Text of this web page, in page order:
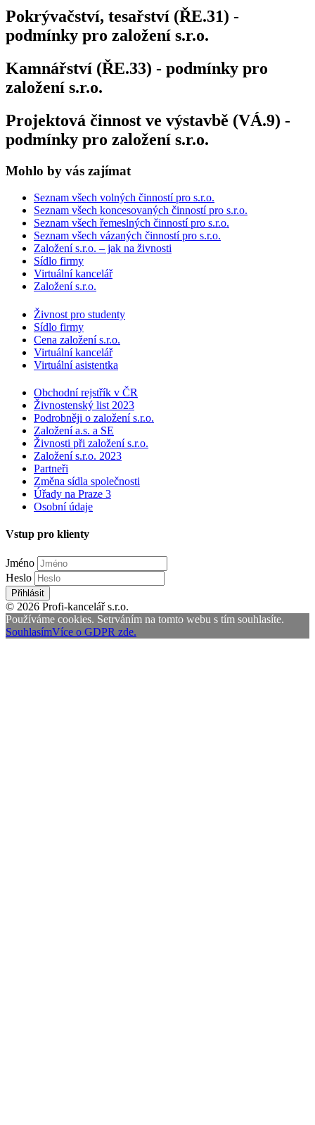
Pokrývačství, tesařství (ŘE.31) -
podmínky pro založení s.r.o.
Kamnářství (ŘE.33) - podmínky pro
založení s.r.o.
Projektová činnost ve výstavbě (VÁ.9) -
podmínky pro založení s.r.o.
Mohlo by vás zajímat
Seznam všech volných činností pro s.r.o.
Seznam všech koncesovaných činností pro s.r.o.
Seznam všech řemeslných činností pro s.r.o.
Seznam všech vázaných činností pro s.r.o.
Založení s.r.o. – jak na živnosti
Sídlo firmy
Virtuální kancelář
Založení s.r.o.
Živnost pro studenty
Sídlo firmy
Cena založení s.r.o.
Virtuální kancelář
Virtuální asistentka
Obchodní rejstřík v ČR
Živnostenský list 2023
Podrobněji o založení s.r.o.
Založení a.s. a SE
Živnosti při založení s.r.o.
Založení s.r.o. 2023
Partneři
Změna sídla společnosti
Úřady na Praze 3
Osobní údaje
Vstup pro klienty
Jméno
Heslo
Přihlásit
© 2026 Profi-kancelář s.r.o.
Používáme cookies. Setrváním na tomto webu s tím souhlasíte.
SouhlasímVíce o GDPR zde.